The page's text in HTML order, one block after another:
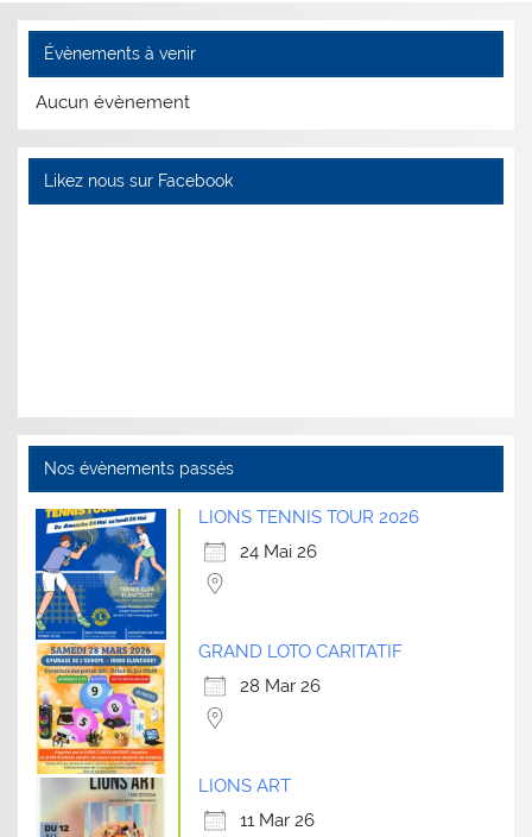
Évènements à venir
Aucun évènement
Likez nous sur Facebook
Nos évènements passés
LIONS TENNIS TOUR 2026
24 Mai 26
GRAND LOTO CARITATIF
28 Mar 26
LIONS ART
11 Mar 26